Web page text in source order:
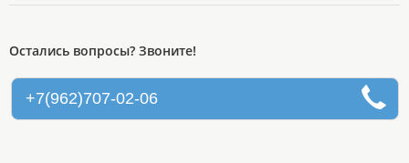
Остались вопросы? Звоните!
+7(962)707-02-06